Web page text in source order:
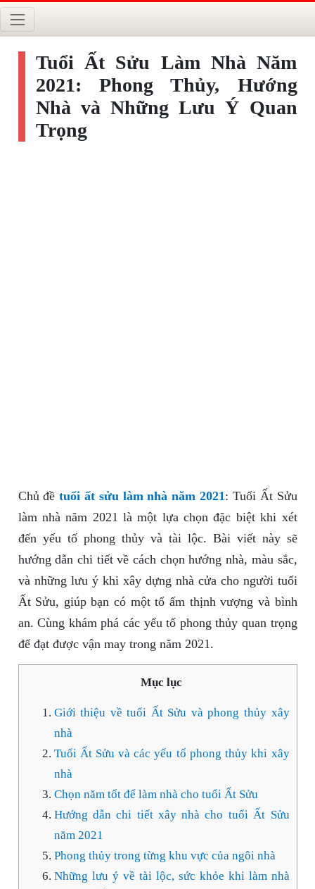
Tuổi Ất Sửu Làm Nhà Năm
2021: Phong Thủy, Hướng
Nhà và Những Lưu Ý Quan
Trọng
Chủ đềtuổi ất sửu làm nhà năm 2021: Tuổi Ất Sửu
làm nhà năm 2021 là một lựa chọn đặc biệt khi xét
đến yếu tố phong thủy và tài lộc. Bài viết này sẽ
hướng dẫn chi tiết về cách chọn hướng nhà, màu sắc,
và những lưu ý khi xây dựng nhà cửa cho người tuổi
Ất Sửu, giúp bạn có một tổ ấm thịnh vượng và bình
an. Cùng khám phá các yếu tố phong thủy quan trọng
để đạt được vận may trong năm 2021.
Mục lục
Giới thiệu về tuổi Ất Sửu và phong thủy xây
nhà
Tuổi Ất Sửu và các yếu tố phong thủy khi xây
nhà
Chọn năm tốt để làm nhà cho tuổi Ất Sửu
Hướng dẫn chi tiết xây nhà cho tuổi Ất Sửu
năm 2021
Phong thủy trong từng khu vực của ngôi nhà
Những lưu ý về tài lộc, sức khỏe khi làm nhà